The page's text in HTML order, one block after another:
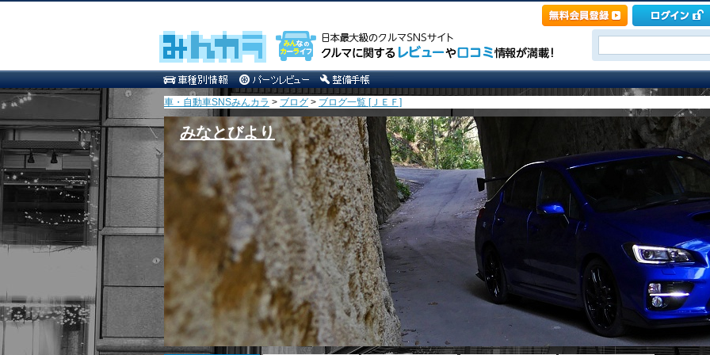
車・自動車SNSみんカラ > ブログ > ブログ一覧 [ＪＥＦ]
みなとびより